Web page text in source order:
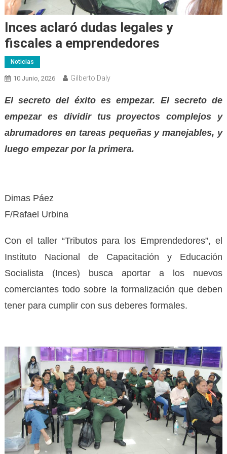
Inces aclaró dudas legales y
fiscales a emprendedores
Noticias
10 Junio, 2026 Gilberto Daly
El secreto del éxito es empezar. El secreto de
empezar es dividir tus proyectos complejos y
abrumadores en tareas pequeñas y manejables, y
luego empezar por la primera.
Dimas Páez
F/Rafael Urbina
Con el taller “Tributos para los Emprendedores”, el
Instituto Nacional de Capacitación y Educación
Socialista (Inces) busca aportar a los nuevos
comerciantes todo sobre la formalización que deben
tener para cumplir con sus deberes formales.